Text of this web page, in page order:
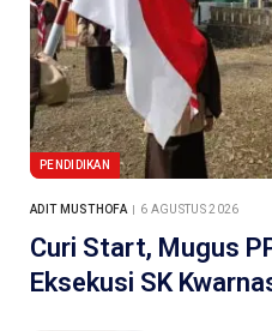
PENDIDIKAN
ADIT MUSTHOFA 6 AGUSTUS 2026
Curi Start, Mugus
Eksekusi SK